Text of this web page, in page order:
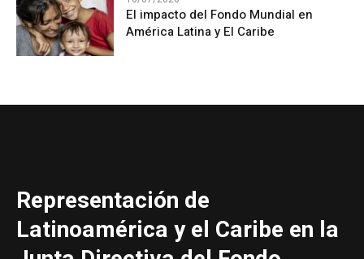
El impacto del Fondo Mundial en
América Latina y El Caribe
Representación de
Latinoamérica y el Caribe en la